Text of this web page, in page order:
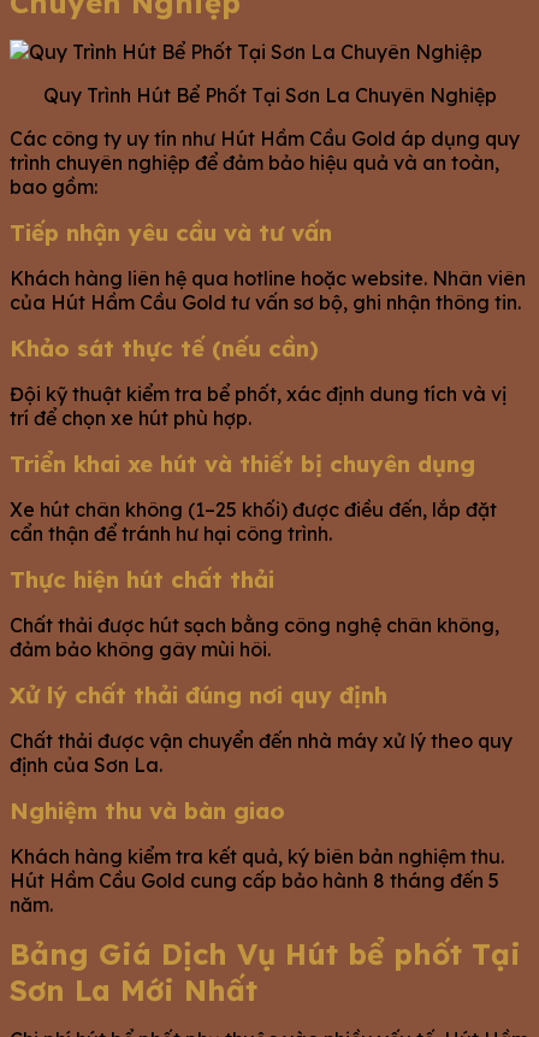
Quy Trình Hút Bể Phốt Tại Sơn La Chuyên Nghiệp
Các công ty uy tín như Hút Hầm Cầu Gold áp dụng quy
trình chuyên nghiệp để đảm bảo hiệu quả và an toàn,
bao gồm:
Tiếp nhận yêu cầu và tư vấn
Khách hàng liên hệ qua hotline hoặc website. Nhân viên
của Hút Hầm Cầu Gold tư vấn sơ bộ, ghi nhận thông tin.
Khảo sát thực tế (nếu cần)
Đội kỹ thuật kiểm tra bể phốt, xác định dung tích và vị
trí để chọn xe hút phù hợp.
Triển khai xe hút và thiết bị chuyên dụng
Xe hút chân không (1–25 khối) được điều đến, lắp đặt
cẩn thận để tránh hư hại công trình.
Thực hiện hút chất thải
Chất thải được hút sạch bằng công nghệ chân không,
đảm bảo không gây mùi hôi.
Xử lý chất thải đúng nơi quy định
Chất thải được vận chuyển đến nhà máy xử lý theo quy
định của Sơn La.
Nghiệm thu và bàn giao
Khách hàng kiểm tra kết quả, ký biên bản nghiệm thu.
Hút Hầm Cầu Gold cung cấp bảo hành 8 tháng đến 5
năm.
Bảng Giá Dịch Vụ Hút bể phốt Tại
Sơn La Mới Nhất